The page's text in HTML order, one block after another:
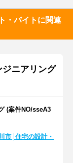
・バイトに関連
ニアリング
(案件NO/sseA3
市│住宅の設計・